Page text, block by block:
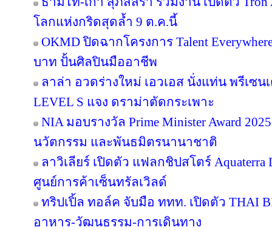
โลกแห่งกริดสุดล้ำ 9 ต.ค.นี้
OKMD ปิดฉากโครงการ Talent
บาท ปั้นศิลปินมืออาชีพ
ลาล่า อวดร่างใหม่ เอวเอส นั่งแท่น พรีเซ
LEVEL S แจง ดราม่าตัดกระเพาะ
NIA มอบรางวัล Prime Minister Award
นวัตกรรม และพันธมิตรนานาชาติ
ลาวิเลียร์ เปิดตัว แฟลกชิปสโตร์
ศูนย์การค้าเซ็นทรัลเวิลด์
ทริปเปิ้ล ทอล์ค จับมือ ททท. เปิดตัว THAI
อาหาร-วัฒนธรรม-การเดินทาง